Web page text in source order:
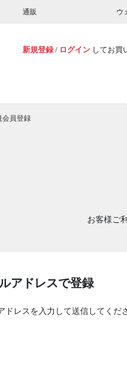
通販 ウ
新規登録 / ログイン してお買
会員登録
お客様ご
アドレスで登録
ドレスを入力して送信してくだ